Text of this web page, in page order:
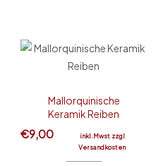
Mallorquinische
Keramik Reiben
€9,00
inkl.Mwst zzgl
Versandkosten